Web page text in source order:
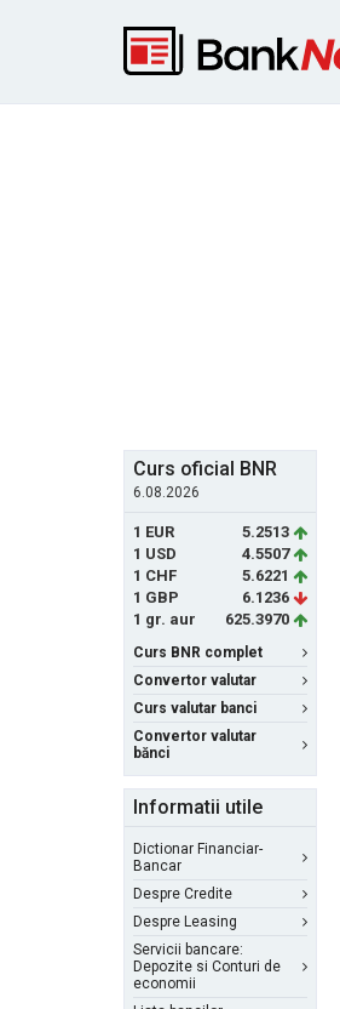
Curs oficial BNR
6.08.2026
1 EUR
5.2513
1 USD
4.5507
1 CHF
5.6221
1 GBP
6.1236
1 gr. aur
625.3970
Curs BNR complet
Convertor valutar
Curs valutar banci
Convertor valutar
bănci
Informatii utile
Dictionar Financiar-
Bancar
Despre Credite
Despre Leasing
Servicii bancare:
Depozite si Conturi de
economii